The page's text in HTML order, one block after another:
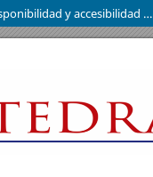
Una radiografía a las dimensiones de disponibilidad y accesibilidad del derecho a la educación desde el 2014 al 2024